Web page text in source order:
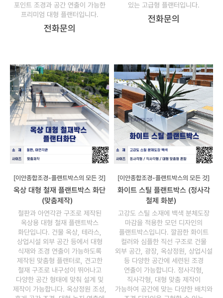
포인트 조경과 공간 연출이 가능한
프리미엄 대형 플랜터입니다.
전화문의
있는 고급형 플랜터입니다.
전화문의
[이안종합조경-플랜트박스의 모든 것]
옥상 대형 철재 플랜트박스 화단
(맞춤제작)
철판과 아연각관 구조로 제작된
옥상용 대형 철재 플랜트박스
화단입니다. 건물 옥상, 테라스,
상업시설 외부 공간 등에서 대형
식재와 조경 연출이 가능하도록
제작된 맞춤형 플랜터로, 견고한
철재 구조로 내구성이 뛰어나고
다양한 공간 형태에 맞춰 설계 및
제작이 가능합니다. 옥상정원 조성,
[이안종합조경-플랜트박스의 모든 것]
화이트 스틸 플랜트박스 (정사각
철제 화분)
고강도 스틸 소재에 백색 분체도장
마감을 적용한 모던 디자인의
플랜트박스입니다. 깔끔한 화이트
컬러와 심플한 직선 구조로 건물
외부 공간, 광장, 옥상정원, 상업시설
등 다양한 공간에 세련된 조경
연출이 가능합니다. 정사각형,
직사각형, 대형 맞춤 제작이
가능하여 공간에 맞는 다양한 배치와